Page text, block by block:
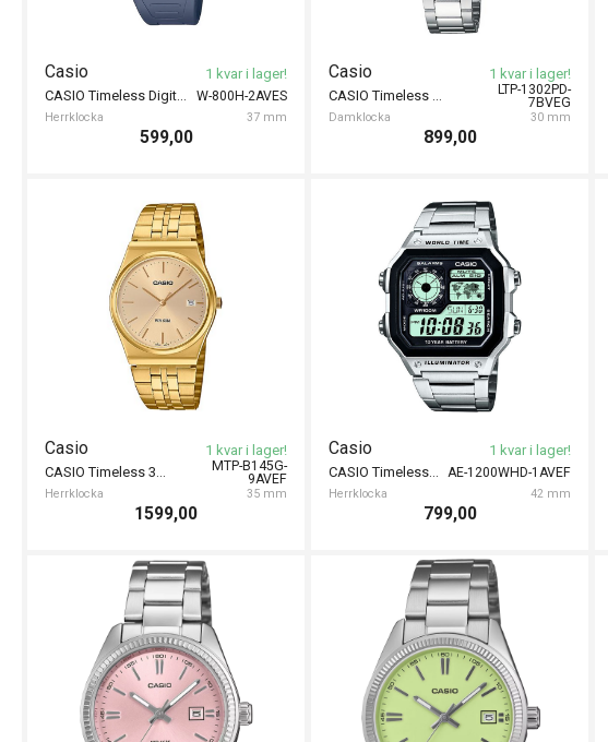
W-800H-2AVES
Casio
Herrklocka 37 mm
CASIO Timeless Digital 37mm
1 kvar i lager!
599,00
LTP-1302PD-
7BVEG
Casio
Damklocka 30 mm
CASIO Timeless 30mm
1 kvar i lager!
899,00
MTP-B145G-
9AVEF
Casio
Herrklocka 35 mm
CASIO Timeless 35mm
1 kvar i lager!
1599,00
AE-1200WHD-1AVEF
Casio
Herrklocka 42 mm
CASIO Timeless World Time 42mm
1 kvar i lager!
799,00